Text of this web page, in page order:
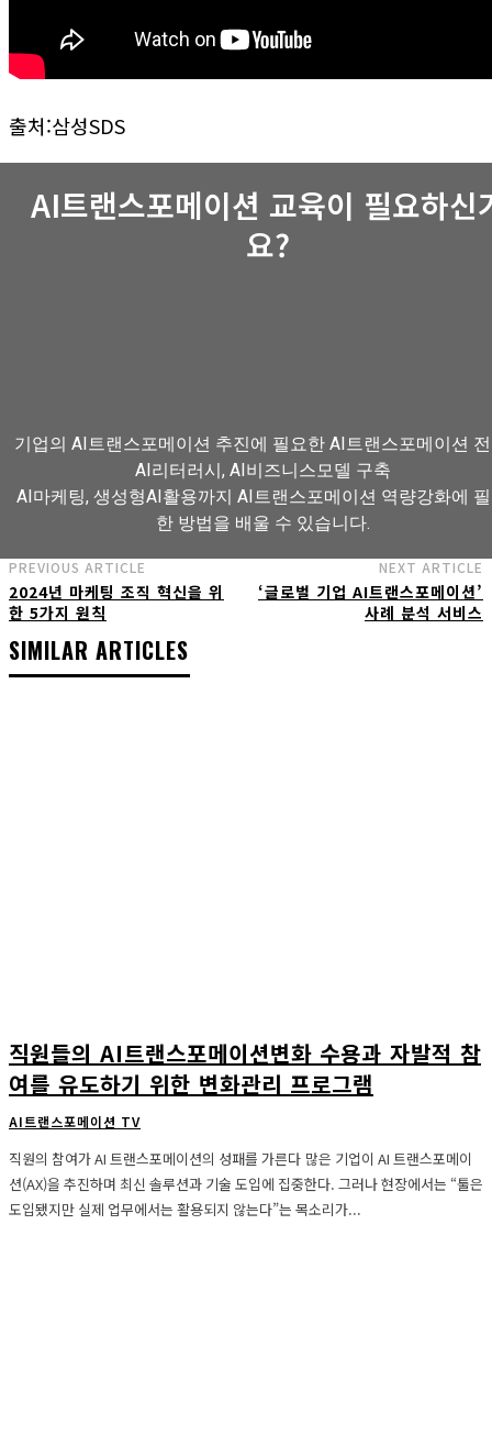
출처:삼성SDS
AI트랜스포메이션 교육이 필요하신
요?
기업의 AI트랜스포메이션 추진에 필요한 AI트랜스포메이션
AI리터러시, AI비즈니스모델 구축
AI마케팅, 생성형AI활용까지 AI트랜스포메이션 역량강화에
한 방법을 배울 수 있습니다.
AI트랜스포메이션 아카데미 교육과정 보기
PREVIOUS ARTICLE
2024년 마케팅 조직 혁신을 위
한 5가지 원칙
NEXT ARTICLE
‘글로벌 기업 AI트랜스포메이션’
사례 분석 서비스
SIMILAR ARTICLES
직원들의 AI트랜스포메이션변화 수용과 자발적 참
여를 유도하기 위한 변화관리 프로그램
AI트랜스포메이션 TV
직원의 참여가 AI 트랜스포메이션의 성패를 가른다 많은 기업이 AI 트랜스포메이
션(AX)을 추진하며 최신 솔루션과 기술 도입에 집중한다. 그러나 현장에서는 “툴은
도입됐지만 실제 업무에서는 활용되지 않는다”는 목소리가...